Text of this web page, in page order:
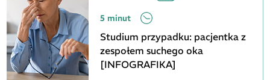
5 minut
Studium przypadku: pacjentka z
zespołem suchego oka
[INFOGRAFIKA]